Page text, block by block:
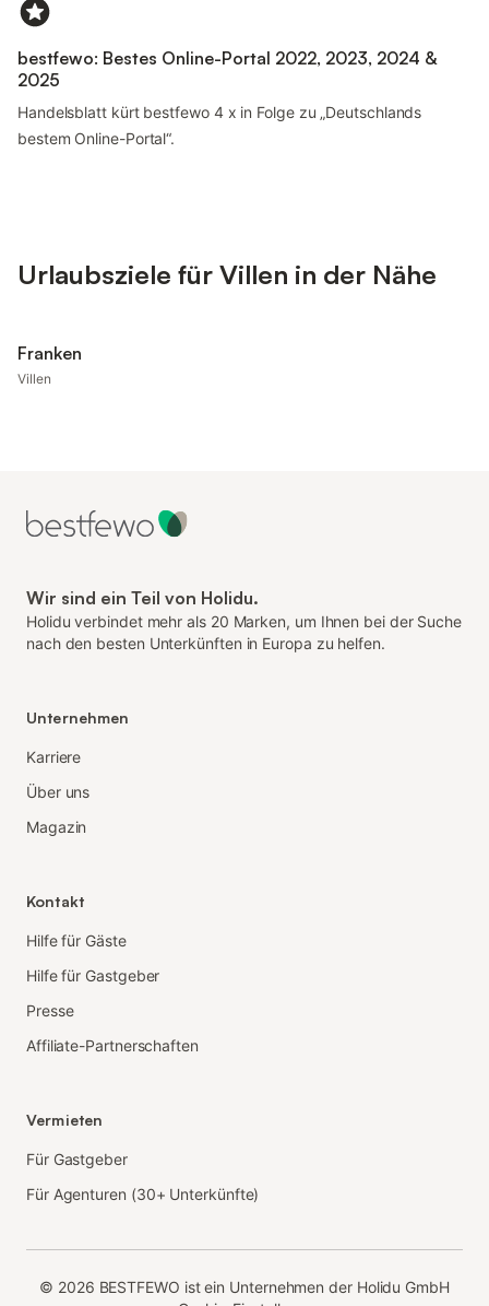
bestfewo: Bestes Online-Portal 2022, 2023, 2024 &
2025
Handelsblatt kürt bestfewo 4 x in Folge zu „Deutschlands
bestem Online-Portal“.
Urlaubsziele für Villen in der Nähe
Franken
Villen
Wir sind ein Teil von Holidu.
Holidu verbindet mehr als 20 Marken, um Ihnen bei der Suche
nach den besten Unterkünften in Europa zu helfen.
Unternehmen
Karriere
Über uns
Magazin
Kontakt
Hilfe für Gäste
Hilfe für Gastgeber
Presse
Affiliate-Partnerschaften
Vermieten
Für Gastgeber
Für Agenturen (30+ Unterkünfte)
© 2026 BESTFEWO ist ein Unternehmen der Holidu GmbH